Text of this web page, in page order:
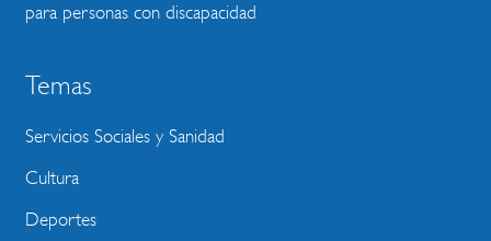
para personas con discapacidad
Temas
Servicios Sociales y Sanidad
Cultura
Deportes